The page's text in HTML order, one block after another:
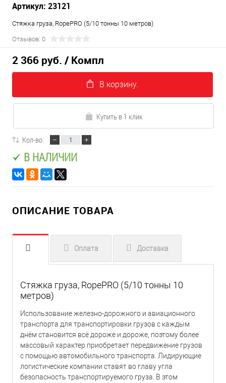
Артикул: 23121
Стяжка груза, RopePRO (5/10 тонны 10 метров)
Отзывов: 0
2 366 руб. / Компл
В корзину.
Купить в 1 клик
Кол-во:
В НАЛИЧИИ
ОПИСАНИЕ ТОВАРА
Оплата Доставка
Стяжка груза, RopePRO (5/10 тонны 10
метров)
Использование железно-дорожного и авиационного
транспорта для транспортировки грузов с каждым
днём становится всё дороже и дороже, поэтому более
массовый характер приобретает передвижение грузов
с помощью автомобильного транспорта. Лидирующие
логистические компании ставят во главу угла
безопасность транспортируемого груза. В этом